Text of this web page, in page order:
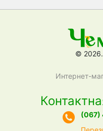
© 2026.
Интернет-
(067)